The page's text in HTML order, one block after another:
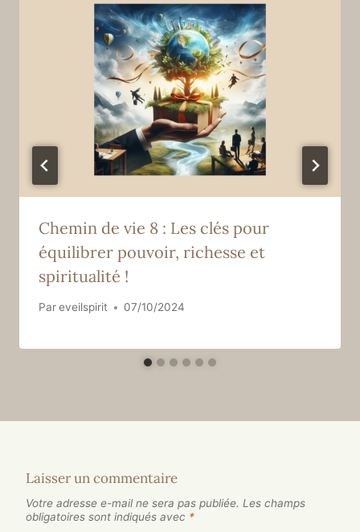
Chemin de vie 8 : Les clés pour
équilibrer pouvoir, richesse et
spiritualité !
Pareveilspirit 07/10/2024
Laisser un commentaire
Votre adresse e-mail ne sera pas publiée. Les champs
obligatoires sont indiqués avec *